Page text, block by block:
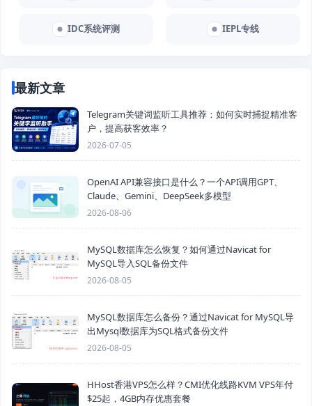
IDC系统评测 IEPL专线
最新文章
Telegram关键词监听工具推荐：如何实时捕捉精准客
户，提高获客效率？
2026-07-05
OpenAI API兼容接口是什么？一个API调用GPT、
Claude、Gemini、DeepSeek多模型
2026-08-06
MySQL数据库怎么恢复？如何通过Navicat for
MySQL导入SQL备份文件
2026-08-05
MySQL数据库怎么备份？通过Navicat for MySQL导
出Mysql数据库为SQL格式备份文件
2026-08-05
HHost香港VPS怎么样？CMI优化线路KVM VPS年付
$25起，4GB内存优惠套餐